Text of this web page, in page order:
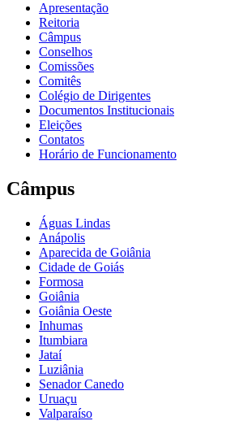
Apresentação
Reitoria
Câmpus
Conselhos
Comissões
Comitês
Colégio de Dirigentes
Documentos Institucionais
Eleições
Contatos
Horário de Funcionamento
Câmpus
Águas Lindas
Anápolis
Aparecida de Goiânia
Cidade de Goiás
Formosa
Goiânia
Goiânia Oeste
Inhumas
Itumbiara
Jataí
Luziânia
Senador Canedo
Uruaçu
Valparaíso